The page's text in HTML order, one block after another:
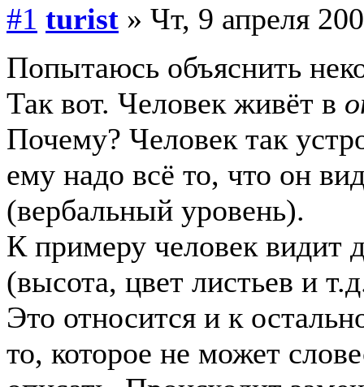
#1 turist » Чт, 9 апреля
Попытаюсь объяснить
Так вот. Человек живёт в
Почему? Человек так
ему надо всё то, что он
(вербальный уровень).
К примеру человек видит
(высота, цвет листьев и
Это относится и к
то, которое не может